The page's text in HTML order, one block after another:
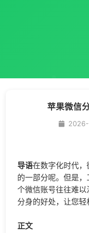
苹果微信
导语在数字化时代
的一部分呢。但是
个微信账号往往难
分身的好处，让您轻
正文